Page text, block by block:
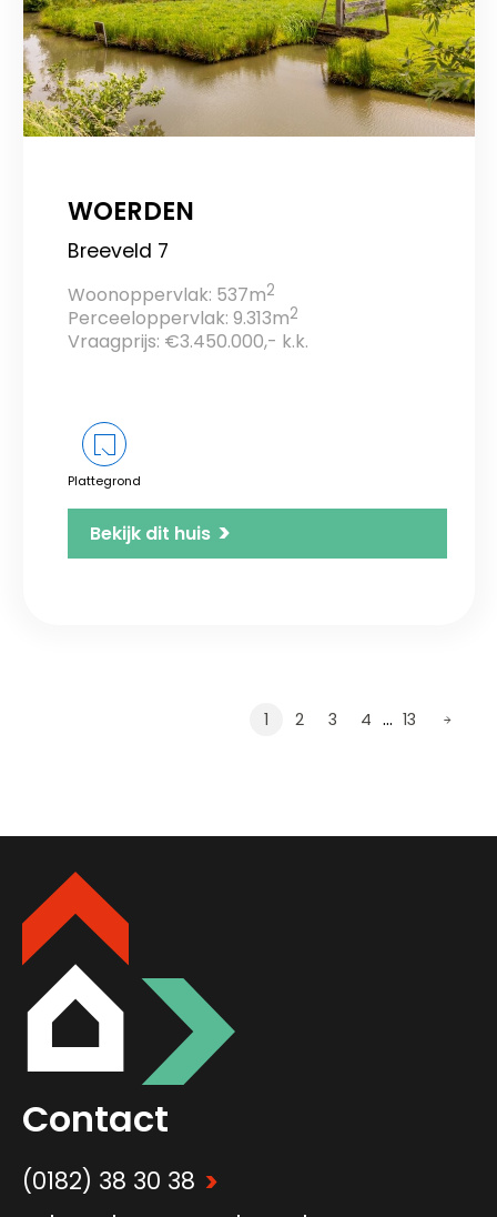
WOERDEN
Breeveld 7
Woonoppervlak: 537m2
Perceeloppervlak: 9.313m2
Vraagprijs: €3.450.000,- k.k.
Plattegrond
Bekijk dit huis >
1 2 3 4 … 13
Contact
(0182) 38 30 38 >